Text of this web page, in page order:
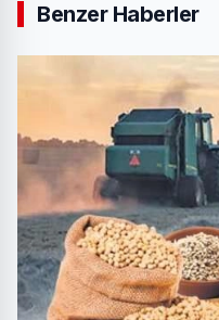
Benzer Haberler